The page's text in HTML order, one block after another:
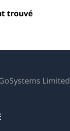
trouvé
Limited